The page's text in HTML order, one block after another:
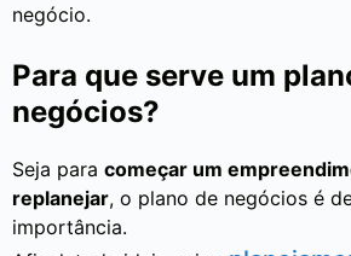
negócio.
Para que serve um
negócios?
Seja para começar um
replanejar, o plano de negócios é
importância.